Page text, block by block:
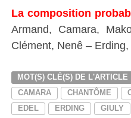
La composition
Armand, Camara,
Clément, Nenê –
MOT(S) CLÉ(S) DE L'ARTICLE
CAMARA
CHANTÔME
EDEL
ERDING GIULY